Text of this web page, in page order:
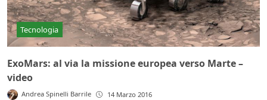
Tecnologia
ExoMars: al via la missione europea verso Marte –
video
Andrea Spinelli Barrile 14 Marzo 2016